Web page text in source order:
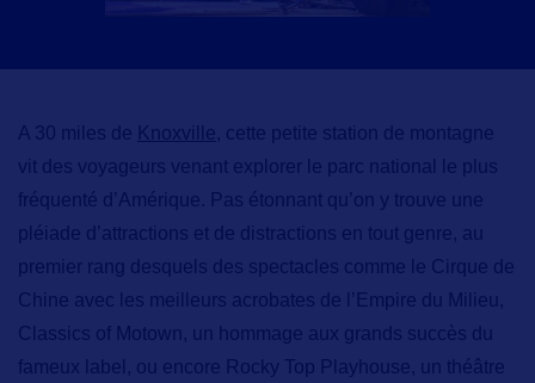
A 30 miles de Knoxville, cette petite station de montagne
vit des voyageurs venant explorer le parc national le plus
fréquenté d’Amérique. Pas étonnant qu’on y trouve une
pléiade d’attractions et de distractions en tout genre, au
premier rang desquels des spectacles comme le Cirque de
Chine avec les meilleurs acrobates de l’Empire du Milieu,
Classics of Motown, un hommage aux grands succès du
fameux label, ou encore Rocky Top Playhouse, un théâtre